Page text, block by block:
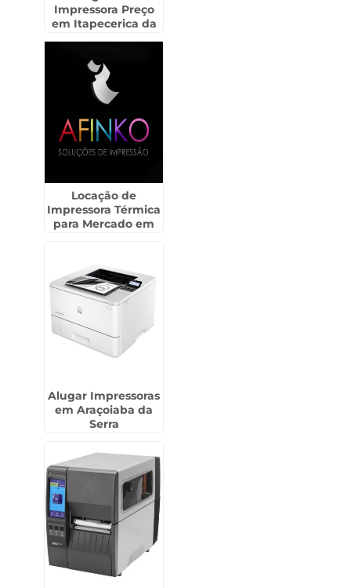
Impressora Preço
em Itapecerica da
Locação de
Impressora Térmica
para Mercado em
Alugar Impressoras
em Araçoiaba da
Serra